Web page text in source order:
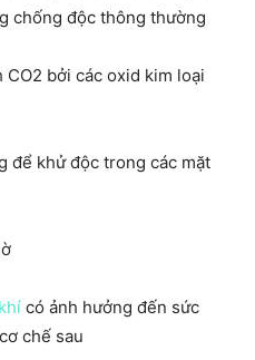
chống độc thông thường
bởi các oxid kim loại
để khử độc trong các mặt
có ảnh hưởng đến sức
chế sau